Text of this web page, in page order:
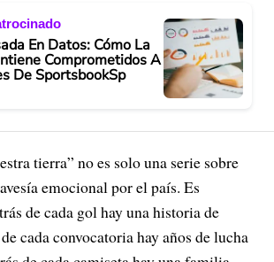
En Datos: Cómo La
Comprometidos A
De SportsbookSp
tierra” no es solo una serie sobre
emocional por el país. Es
de cada gol hay una historia de
cada convocatoria hay años de lucha